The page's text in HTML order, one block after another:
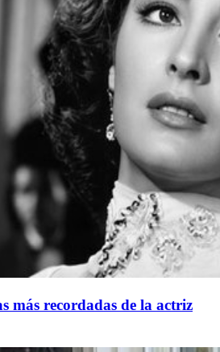
más recordadas de la actriz